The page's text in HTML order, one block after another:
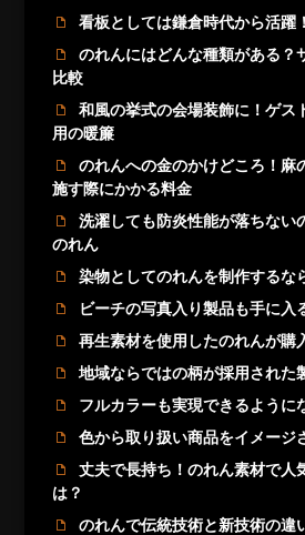
看板としては鎌倉時代から活躍
のれんにはどんな種類がある？
比較
和風の挙式の会場装飾に！ゲス
用の暖簾
のれんへの金のかけどころ！麻
施す際にかかる料金
洗濯しても防炎性能が落ちない
のれん
染物としてのれんを制作するな
ビーチの写真入り製品も手に入
再生素材を使用したのれんが購
地域ならではの柄が採用された
フルカラーも実現できるように
色から取り扱い商品をイメージ
丈夫で長持ち！のれん素材で人
は？
のれんで伝統技術と新技術の違